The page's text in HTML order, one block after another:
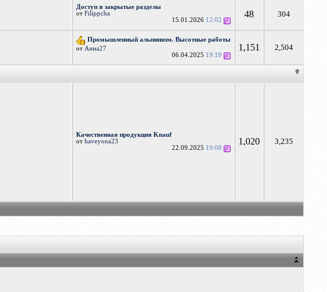
Доступ в закрытые разделы
отFilippcha
15.01.2026 12:02
48 304
Промышленный альпинизм. Высотные работы
от Анна27
06.04.2025 19:19
1,151 2,504
Качественная продукция Knauf
отhaveyona23
22.09.2025 19:08
1,020 3,235